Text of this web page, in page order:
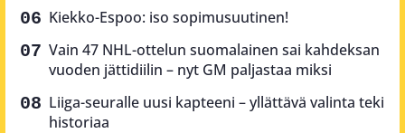
Kiekko-Espoo: iso sopimusuutinen!
Vain 47 NHL-ottelun suomalainen sai kahdeksan
vuoden jättidiilin – nyt GM paljastaa miksi
Liiga-seuralle uusi kapteeni – yllättävä valinta teki
historiaa